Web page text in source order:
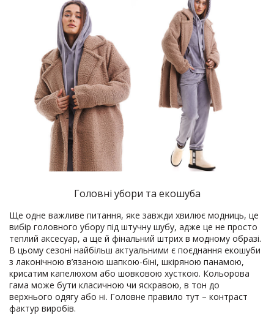
Головні убори та екошуба
Ще одне важливе питання, яке завжди хвилює модниць, це
вибір головного убору під штучну шубу, адже це не просто
теплий аксесуар, а ще й фінальний штрих в модному образі.
В цьому сезоні найбільш актуальними є поєднання екошуби
з лаконічною в’язаною шапкою-біні, шкіряною панамою,
крисатим капелюхом або шовковою хусткою. Кольорова
гама може бути класичною чи яскравою, в тон до
верхнього одягу або ні. Головне правило тут – контраст
фактур виробів.